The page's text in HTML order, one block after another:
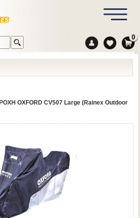
0
OXFORD CV507 Large (Rainex Outdoor